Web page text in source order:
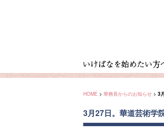
HOME > 華務長からのお知らせ > 3
3月27日。華道芸術学